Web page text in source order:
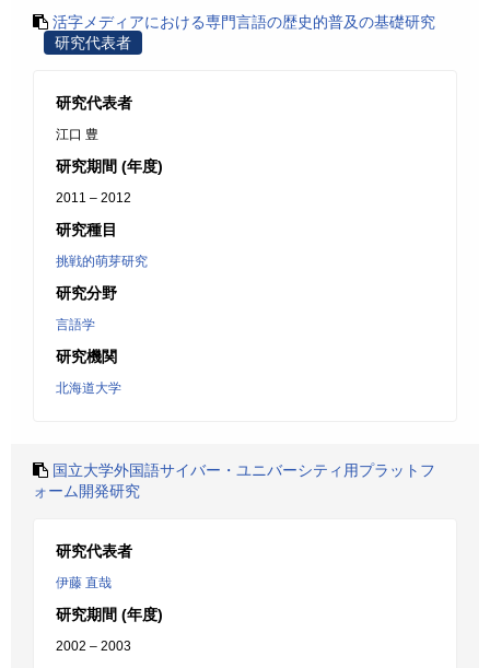
活字メディアにおける専門言語の歴史的普及の基礎研究
研究代表者
研究代表者
江口 豊
研究期間 (年度)
2011 – 2012
研究種目
挑戦的萌芽研究
研究分野
言語学
研究機関
北海道大学
国立大学外国語サイバー・ユニバーシティ用プラットフ
ォーム開発研究
研究代表者
伊藤 直哉
研究期間 (年度)
2002 – 2003